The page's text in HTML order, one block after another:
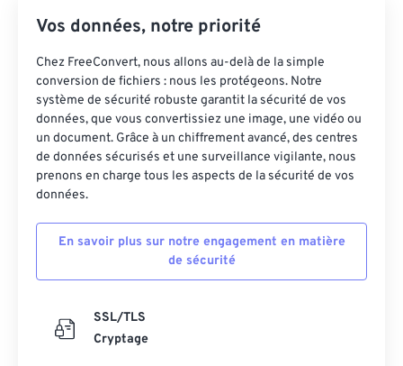
Vos données, notre priorité
Chez FreeConvert, nous allons au-delà de la simple
conversion de fichiers : nous les protégeons. Notre
système de sécurité robuste garantit la sécurité de vos
données, que vous convertissiez une image, une vidéo ou
un document. Grâce à un chiffrement avancé, des centres
de données sécurisés et une surveillance vigilante, nous
prenons en charge tous les aspects de la sécurité de vos
données.
En savoir plus sur notre engagement en matière
de sécurité
SSL/TLS
Cryptage